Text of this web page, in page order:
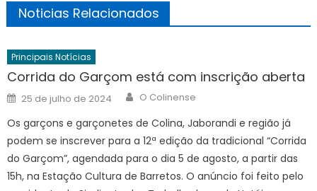
Noticias Relacionados
Principais Notícias
Corrida do Garçom está com inscrição aberta
Posted
on
25 de julho de 2024 Author
O Colinense
Os garçons e garçonetes de Colina, Jaborandi e região já
podem se inscrever para a 12ª edição da tradicional “Corrida
do Garçom”, agendada para o dia 5 de agosto, a partir das
15h, na Estação Cultura de Barretos. O anúncio foi feito pelo